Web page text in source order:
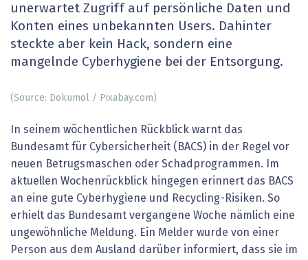
unerwartet Zugriff auf persönliche Daten und
Konten eines unbekannten Users. Dahinter
steckte aber kein Hack, sondern eine
mangelnde Cyberhygiene bei der Entsorgung.
(Source: Dokumol / Pixabay.com)
In seinem wöchentlichen Rückblick warnt das
Bundesamt für Cybersicherheit (BACS) in der Regel vor
neuen Betrugsmaschen oder Schadprogrammen. Im
aktuellen Wochenrückblick hingegen erinnert das BACS
an eine gute Cyberhygiene und Recycling-Risiken. So
erhielt das Bundesamt vergangene Woche nämlich eine
ungewöhnliche Meldung. Ein Melder wurde von einer
Person aus dem Ausland darüber informiert, dass sie im